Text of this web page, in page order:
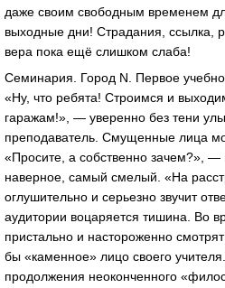
даже своим свободным временем
выходные дни! Страдания, ссылка,
вера пока ещё слишком слаба!
Семинария. Город N. Первое
«Ну, что ребята! Строимся и
гаражам!», — уверенно без тени
преподаватель. Смущенные лица
«Просите, а собственно зачем?», —
наверное, самый смелый. «На
оглушительно и серьезно звучит
аудитории воцаряется тишина. Во
пристально и настороженно
бы «каменное» лицо своего
продолжения неоконченного